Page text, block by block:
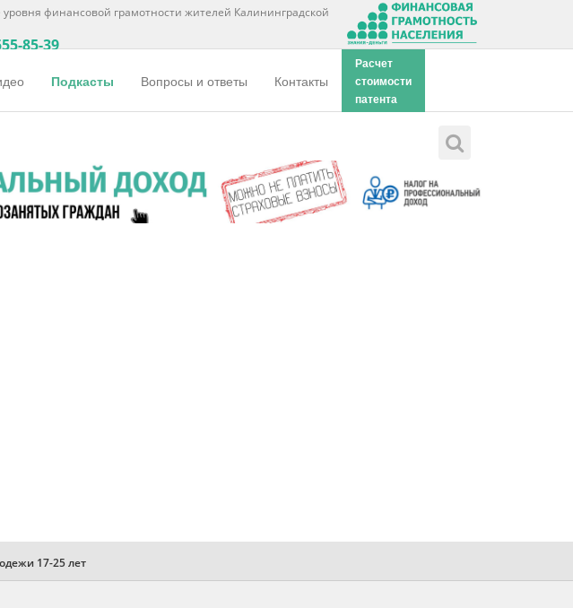
финансовой грамотности жителей Калининградской
85-39
Подкасты Вопросы и ответы Контакты
Расчет
стоимости
патента
17-25 лет